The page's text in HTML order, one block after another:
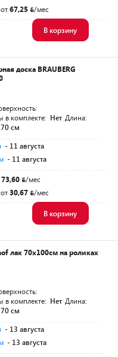
от67,25 /мес
В корзину
доска BRAUBERG
в комплекте: Нет Длина:
70 см
- 11 августа
- 11 августа
73,60
/мес
от30,67 /мес
В корзину
лак 70x100см на роликах
в комплекте: Нет Длина:
70 см
- 13 августа
- 13 августа